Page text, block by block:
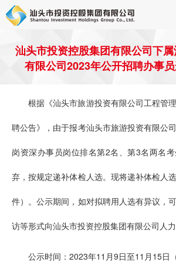
汕头市投资控股集团有限公司下
有限公司2023年公开招聘办事
根据《汕头市旅游投资有限公司工程管
聘公告》，由于报考汕头市旅游投资有限公
岗资深办事员岗位排名第2名、第3名两名
弃，按规定递补体检人选。现将递补体检人
件）。公示期间，如对拟聘用人选有异议，
访等形式向汕头市投资控股集团有限公司人力
公示时间：2023年11月9日至11月15日